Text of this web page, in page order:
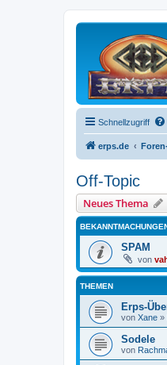
Schnellzugriff
erps.de
Off-Topic
Neues Thema
SPAM
von
THEMEN
Erps-
von Xane »
Sodele
von